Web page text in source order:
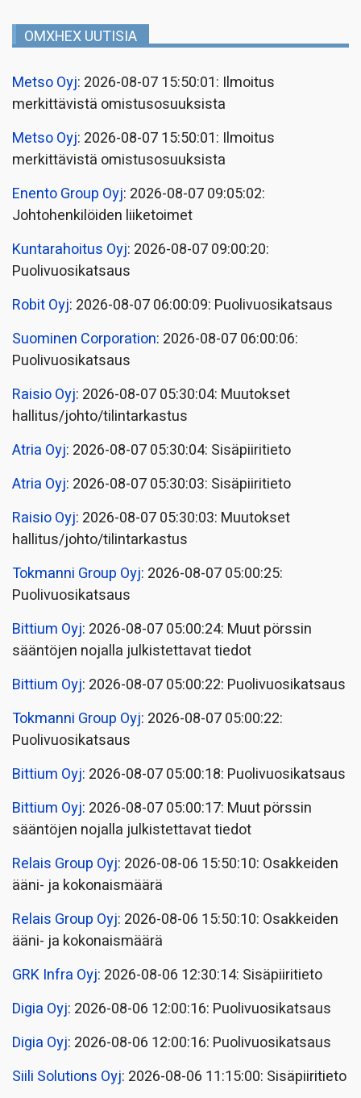
OMXHEX UUTISIA
Metso Oyj: 2026-08-07 15:50:01: Ilmoitus
merkittävistä omistusosuuksista
Metso Oyj: 2026-08-07 15:50:01: Ilmoitus
merkittävistä omistusosuuksista
Enento Group Oyj: 2026-08-07 09:05:02:
Johtohenkilöiden liiketoimet
Kuntarahoitus Oyj: 2026-08-07 09:00:20:
Puolivuosikatsaus
Robit Oyj: 2026-08-07 06:00:09: Puolivuosikatsaus
Suominen Corporation: 2026-08-07 06:00:06:
Puolivuosikatsaus
Raisio Oyj: 2026-08-07 05:30:04: Muutokset
hallitus/johto/tilintarkastus
Atria Oyj: 2026-08-07 05:30:04: Sisäpiiritieto
Atria Oyj: 2026-08-07 05:30:03: Sisäpiiritieto
Raisio Oyj: 2026-08-07 05:30:03: Muutokset
hallitus/johto/tilintarkastus
Tokmanni Group Oyj: 2026-08-07 05:00:25:
Puolivuosikatsaus
Bittium Oyj: 2026-08-07 05:00:24: Muut pörssin
sääntöjen nojalla julkistettavat tiedot
Bittium Oyj: 2026-08-07 05:00:22: Puolivuosikatsaus
Tokmanni Group Oyj: 2026-08-07 05:00:22:
Puolivuosikatsaus
Bittium Oyj: 2026-08-07 05:00:18: Puolivuosikatsaus
Bittium Oyj: 2026-08-07 05:00:17: Muut pörssin
sääntöjen nojalla julkistettavat tiedot
Relais Group Oyj: 2026-08-06 15:50:10: Osakkeiden
ääni- ja kokonaismäärä
Relais Group Oyj: 2026-08-06 15:50:10: Osakkeiden
ääni- ja kokonaismäärä
GRK Infra Oyj: 2026-08-06 12:30:14: Sisäpiiritieto
Digia Oyj: 2026-08-06 12:00:16: Puolivuosikatsaus
Digia Oyj: 2026-08-06 12:00:16: Puolivuosikatsaus
Siili Solutions Oyj: 2026-08-06 11:15:00: Sisäpiiritieto